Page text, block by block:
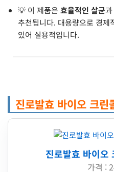
💡 이 제품은 효율적인 살균
추천됩니다. 대용량으로 경제
있어 실용적입니다.
진로발효 바이오 크린
진로발효 바이오
가격 :